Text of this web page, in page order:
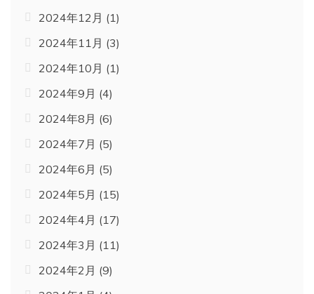
2024年12月 (1)
2024年11月 (3)
2024年10月 (1)
2024年9月 (4)
2024年8月 (6)
2024年7月 (5)
2024年6月 (5)
2024年5月 (15)
2024年4月 (17)
2024年3月 (11)
2024年2月 (9)